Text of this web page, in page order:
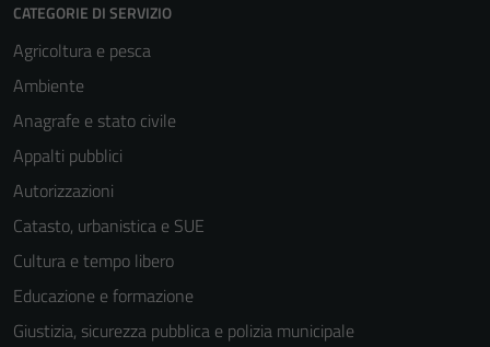
CATEGORIE DI SERVIZIO
Agricoltura e pesca
Ambiente
Anagrafe e stato civile
Appalti pubblici
Autorizzazioni
Catasto, urbanistica e SUE
Cultura e tempo libero
Educazione e formazione
Giustizia, sicurezza pubblica e polizia municipale